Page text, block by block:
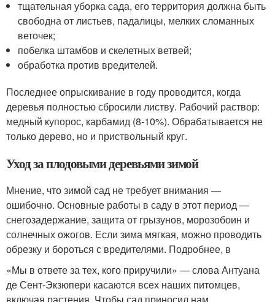
тщательная уборка сада, его территория должна быть
свободна от листьев, падалицы, мелких сломанных
веточек;
побелка штамбов и скелетных ветвей;
обработка против вредителей.
Последнее опрыскивание в году проводится, когда
деревья полностью сбросили листву. Рабочий раствор:
медный купорос, карбамид (8-10%). Обрабатывается не
только дерево, но и приствольный круг.
Уход за плодовыми деревьями зимой
Мнение, что зимой сад не требует внимания —
ошибочно. Основные работы в саду в этот период —
снегозадержание, защита от грызунов, морозобоин и
солнечных ожогов. Если зима мягкая, можно проводить
обрезку и бороться с вредителями. Подробнее, в
«Мы в ответе за тех, кого приручили» — слова Антуана
де Сент-Экзюпери касаются всех наших питомцев,